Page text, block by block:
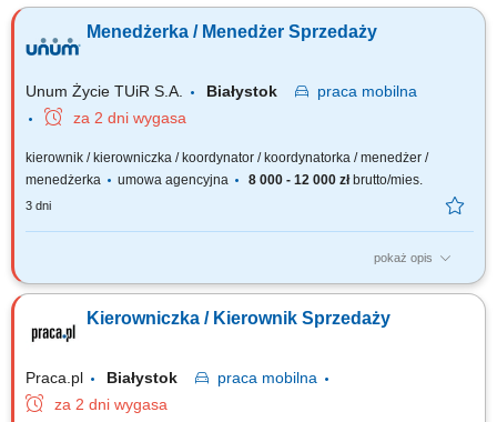
Menedżerka / Menedżer Sprzedaży
Unum Życie TUiR S.A. Białystok praca mobilna
za 2 dni wygasa
kierownik / kierowniczka / koordynator / koordynatorka / menedżer /
menedżerka
umowa agencyjna 8 000 - 12 000 złbrutto/mies.
3 dni
pokaż opis
Twoja rola: budujesz i rozwijasz zespół sprzedażowy – rekrutujesz,
jego potencjałem, odpowiadasz za wyniki i sposób ich osiągania,
rozwijasz zespół w oparciu o wzajemne zaufanie i partnerską
Kierowniczka / Kierownik Sprzedaży
Praca.pl Białystok praca mobilna
za 2 dni wygasa